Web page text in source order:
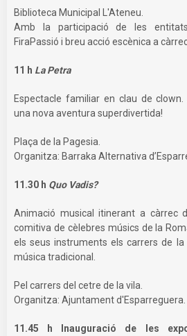
Biblioteca Municipal L'Ateneu.
Amb la participació de les
FiraPassió i breu acció escènica a càrrec
11 h La Petra
Espectacle familiar en clau de
una nova aventura superdivertida!
Plaça de la Pagesia.
Organitza: Barraka Alternativa
11.30 h Quo Vadis?
Animació musical itinerant a càrrec
comitiva de cèlebres músics de la
els seus instruments els carrers de
música tradicional.
Pel carrers del cetre de la vila.
Organitza: Ajuntament d'Esparreguera.
11.45 h Inauguració de les